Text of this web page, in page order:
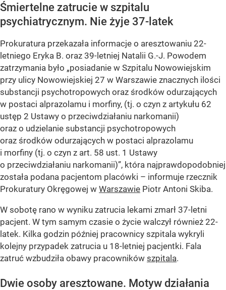
Śmiertelne zatrucie w szpitalu
psychiatrycznym. Nie żyje 37-latek
Prokuratura przekazała informacje o aresztowaniu 22-
letniego Eryka B. oraz 39-letniej Natalii G.-J. Powodem
zatrzymania było „posiadanie w Szpitalu Nowowiejskim
przy ulicy Nowowiejskiej 27 w Warszawie znacznych ilości
substancji psychotropowych oraz środków odurzających
w postaci alprazolamu i morfiny, (tj. o czyn z artykułu 62
ustęp 2 Ustawy o przeciwdziałaniu narkomanii)
oraz o udzielanie substancji psychotropowych
oraz środków odurzających w postaci alprazolamu
i morfiny (tj. o czyn z art. 58 ust. 1 Ustawy
o przeciwdziałaniu narkomanii)”, która najprawdopodobniej
została podana pacjentom placówki – informuje rzecznik
Prokuratury Okręgowej w Warszawie Piotr Antoni Skiba.
W sobotę rano w wyniku zatrucia lekami zmarł 37-letni
pacjent. W tym samym czasie o życie walczył również 22-
latek. Kilka godzin później pracownicy szpitala wykryli
kolejny przypadek zatrucia u 18-letniej pacjentki. Fala
zatruć wzbudziła obawy pracowników szpitala.
Dwie osoby aresztowane. Motyw działania